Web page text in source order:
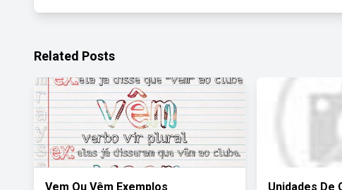
Related Posts
Vem Ou Vêm Exemplos Unidades De